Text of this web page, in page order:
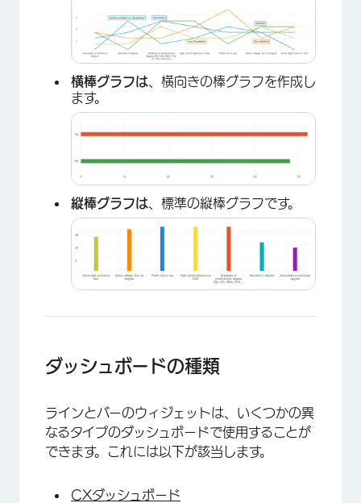
横棒グラフは 、横向きの棒グラフを作成し
ます。
縦棒グラフは 、標準の縦棒グラフです。
ダッシュボードの種類
ラインとバーのウィジェットは、いくつかの異
なるタイプのダッシュボードで使用することが
できます。これには以下が該当します。
CXダッシュボード